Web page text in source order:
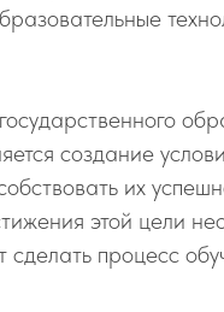
создание
их
этой цели
сделать процесс